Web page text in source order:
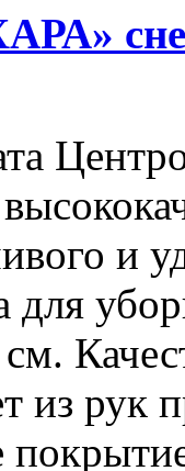
и
для
см.
из рук